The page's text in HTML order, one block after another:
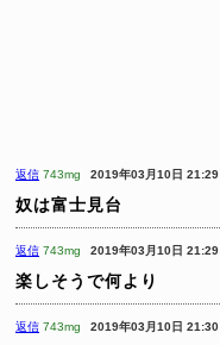
返信 743mg 2019年03月10日 21:29
奴は富士見台
返信 743mg 2019年03月10日 21:29
楽しそうで何より
返信 743mg 2019年03月10日 21:30